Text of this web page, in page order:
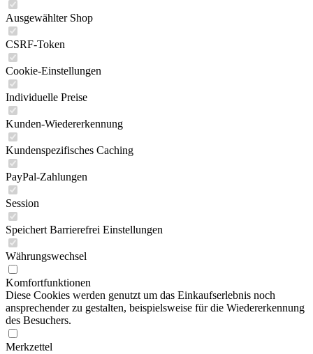
Ausgewählter Shop
CSRF-Token
Cookie-Einstellungen
Individuelle Preise
Kunden-Wiedererkennung
Kundenspezifisches Caching
PayPal-Zahlungen
Session
Speichert Barrierefrei Einstellungen
Währungswechsel
Komfortfunktionen
Diese Cookies werden genutzt um das Einkaufserlebnis noch
ansprechender zu gestalten, beispielsweise für die Wiedererkennung
des Besuchers.
Merkzettel